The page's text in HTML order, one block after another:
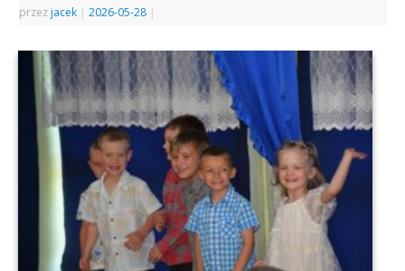
przez jacek | 2026-05-28 |